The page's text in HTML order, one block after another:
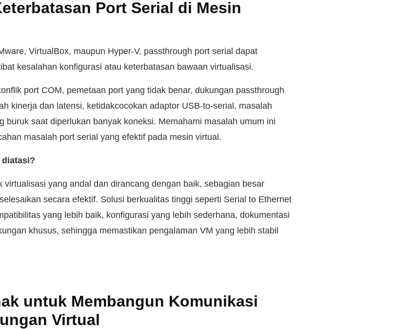
Port Serial di Mesin
VirtualBox, maupun Hyper-V, passthrough port serial dapat
kesalahan konfigurasi atau keterbatasan bawaan virtualisasi.
port COM, pemetaan port yang tidak benar, dukungan passthrough
kinerja dan latensi, ketidakcocokan adaptor USB-to-serial, masalah
buruk saat diperlukan banyak koneksi. Memahami masalah umum ini
masalah port serial yang efektif pada mesin virtual.
diatasi?
virtualisasi yang andal dan dirancang dengan baik, sebagian besar
secara efektif. Solusi berkualitas tinggi seperti Serial to Ethernet
yang lebih baik, konfigurasi yang lebih sederhana, dokumentasi
khusus, sehingga memastikan pengalaman VM yang lebih stabil
untuk Membangun Komunikasi
Virtual